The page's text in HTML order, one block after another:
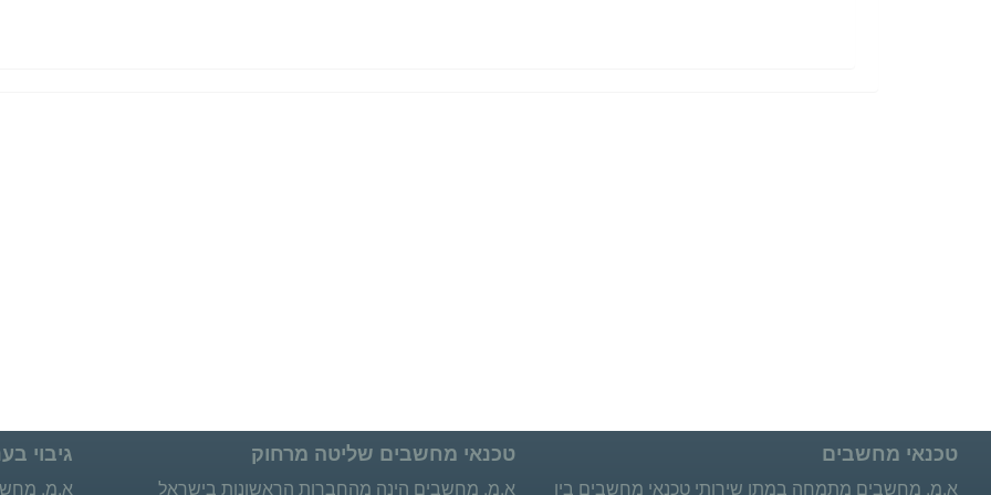
טכנאי מחשבים
א.מ. מחשבים מתמחה במתן שירותי טכנאי מחשבים בין
טכנאי מחשבים שליטה מרחוק
א.מ. מחשבים הינה מהחברות הראשונות בישראל
גיבוי
א.מ.